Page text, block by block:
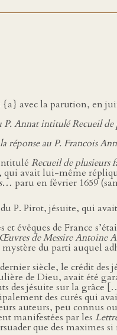
avec la parution, en
Annat intitulé Recueil
réponse au P. Francois
Recueil de plusieurs
qui avait lui-même
paru en février 1659
P. Pirot, jésuite, qui
et évêques de France
Œuvres de Messire Antoine
du parti auquel
siècle, le crédit
de Dieu, avait été
des jésuite sur la
des curés qui
auteurs, peu
manifestées par les
que des